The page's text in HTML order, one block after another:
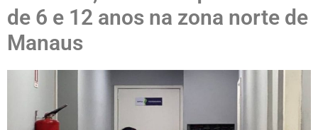
de 6 e 12 anos na zona norte de
Manaus